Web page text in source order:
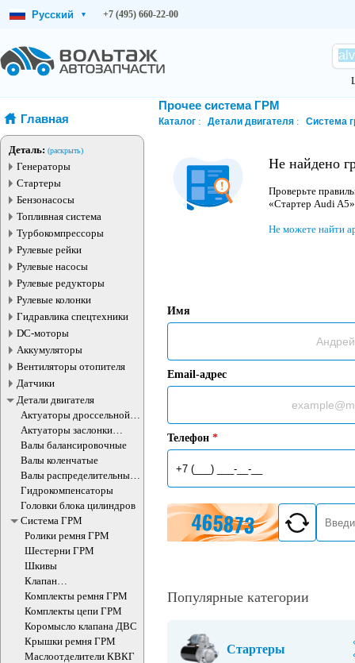
Русский ▾ +7 (495) 660-22-00
Главная
Деталь: (раскрыть)
Генераторы
Стартеры
Бензонасосы
Топливная система
Турбокомпрессоры
Рулевые рейки
Рулевые насосы
Рулевые редукторы
Рулевые колонки
Гидравлика спецтехники
DC-моторы
Аккумуляторы
Вентиляторы отопителя
Датчики
Детали двигателя
Актуаторы дроссельной
заслонки
Актуаторы заслонки
впускного коллектора
Валы балансировочные
Валы коленчатые
Валы распределительные
ДВС
Гидрокомпенсаторы
Головки блока цилиндров
Система ГРМ
Ролики ремня ГРМ
Шестерни ГРМ
Шкивы
Клапан
электромагнитный
изменения фаз ГРМ
Комплекты ремня ГРМ
Комплекты цепи ГРМ
Коромысло клапана ДВС
Крышки ремня ГРМ
Маслоотделители КВКГ
Прочее система ГРМ
Каталог Детали двигателя Система
Не найдено
Проверьте
«Стартер Audi
Не можете найти
Имя
Email-адрес
Телефон *
Популярные категории
Стартеры